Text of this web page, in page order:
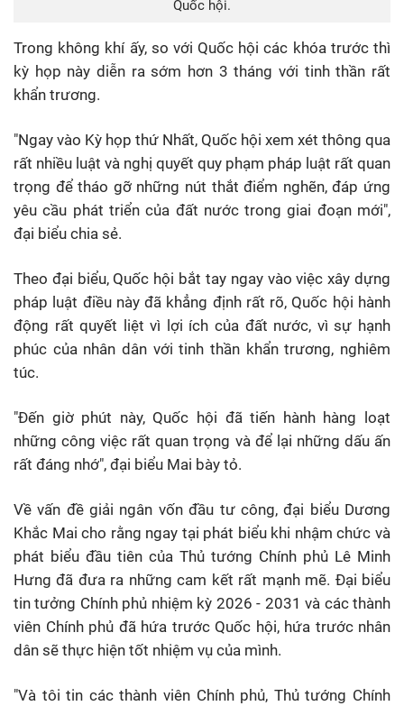
Quốc hội.
Trong không khí ấy, so với Quốc hội các khóa trước thì
kỳ họp này diễn ra sớm hơn 3 tháng với tinh thần rất
khẩn trương.
"Ngay vào Kỳ họp thứ Nhất, Quốc hội xem xét thông qua
rất nhiều luật và nghị quyết quy phạm pháp luật rất quan
trọng để tháo gỡ những nút thắt điểm nghẽn, đáp ứng
yêu cầu phát triển của đất nước trong giai đoạn mới",
đại biểu chia sẻ.
Theo đại biểu, Quốc hội bắt tay ngay vào việc xây dựng
pháp luật điều này đã khẳng định rất rõ, Quốc hội hành
động rất quyết liệt vì lợi ích của đất nước, vì sự hạnh
phúc của nhân dân với tinh thần khẩn trương, nghiêm
túc.
"Đến giờ phút này, Quốc hội đã tiến hành hàng loạt
những công việc rất quan trọng và để lại những dấu ấn
rất đáng nhớ", đại biểu Mai bày tỏ.
Về vấn đề giải ngân vốn đầu tư công, đại biểu Dương
Khắc Mai cho rằng ngay tại phát biểu khi nhậm chức và
phát biểu đầu tiên của Thủ tướng Chính phủ Lê Minh
Hưng đã đưa ra những cam kết rất mạnh mẽ. Đại biểu
tin tưởng Chính phủ nhiệm kỳ 2026 - 2031 và các thành
viên Chính phủ đã hứa trước Quốc hội, hứa trước nhân
dân sẽ thực hiện tốt nhiệm vụ của mình.
"Và tôi tin các thành viên Chính phủ, Thủ tướng Chính